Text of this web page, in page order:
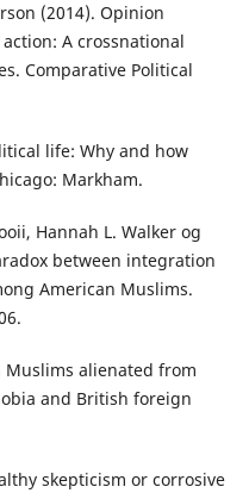
(2014). Opinion
A crossnational
Comparative Political
life: Why and how
Markham.
Hannah L. Walker og
between integration
American Muslims.
Muslims alienated from
and British foreign
skepticism or corrosive